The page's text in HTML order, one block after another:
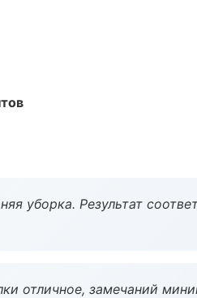
уборка. Результат
отличное, замечаний